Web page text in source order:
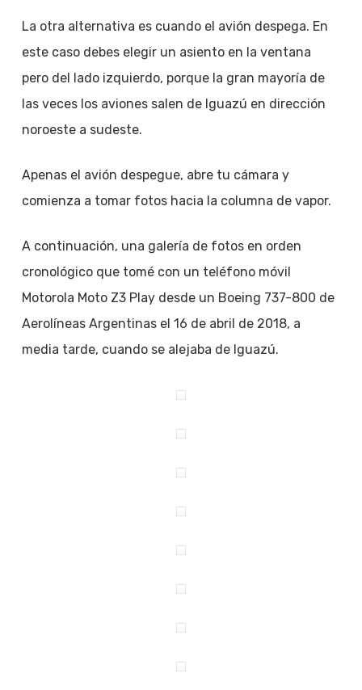
La otra alternativa es cuando el avión despega. En
este caso debes elegir un asiento en la ventana
pero del lado izquierdo, porque la gran mayoría de
las veces los aviones salen de Iguazú en dirección
noroeste a sudeste.
Apenas el avión despegue, abre tu cámara y
comienza a tomar fotos hacia la columna de vapor.
A continuación, una galería de fotos en orden
cronológico que tomé con un teléfono móvil
Motorola Moto Z3 Play desde un Boeing 737-800 de
Aerolíneas Argentinas el 16 de abril de 2018, a
media tarde, cuando se alejaba de Iguazú.